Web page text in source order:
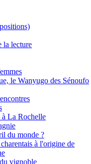
la lecture
le Wanyugo des Sénoufo
à La Rochelle
du monde ?
à l'origine de
vignoble